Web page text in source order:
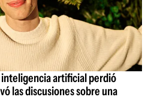
artificial perdió
las discusiones sobre una